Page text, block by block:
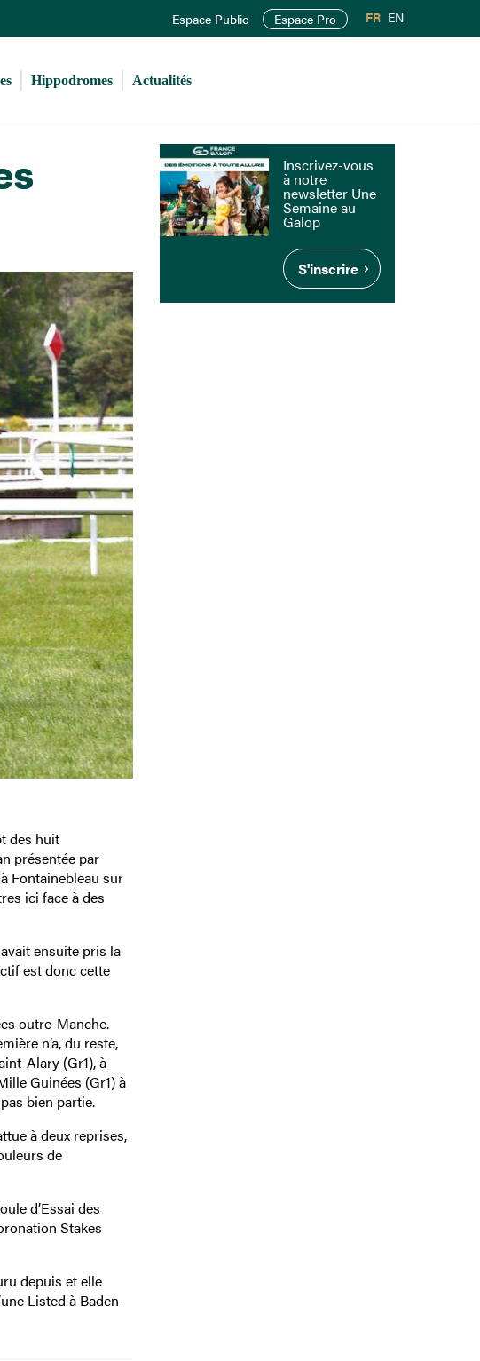
Espace Public Espace Pro FR EN
Hippodromes Actualités
des huit
présentée par
Fontainebleau sur
ici face à des
ensuite pris la
est donc cette
outre-Manche.
n’a, du reste,
Alary (Gr1), à
Guinées (Gr1) à
bien partie.
à deux reprises,
de
d’Essai des
Stakes
depuis et elle
Listed à Baden-
Inscrivez-vous
à notre
newsletter Une
Semaine au
Galop
S'inscrire